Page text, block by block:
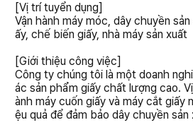
[Vị trí tuyển dụng]
Vận hành máy móc, dây chuyền
ấy, chế biến giấy, nhà máy sản xuất
[Giới thiệu công việc]
Công ty chúng tôi là một doanh
ác sản phẩm giấy chất lượng cao.
ành máy cuốn giấy và máy cắt giấy
ệu quả để đảm bảo dây chuyền